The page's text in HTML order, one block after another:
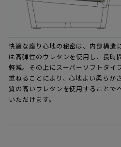
快適な座り心地の秘密は、内部構造
は高弾性のウレタンを使用し、長時
軽減。その上にスーパーソフトタイ
重ねることにより、心地よい柔らか
質の高いウレタンを使用することで
いただけます。